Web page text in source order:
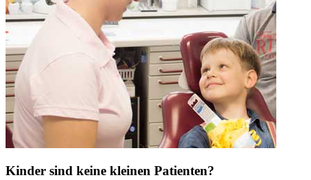
Kinder sind keine kleinen Patienten?